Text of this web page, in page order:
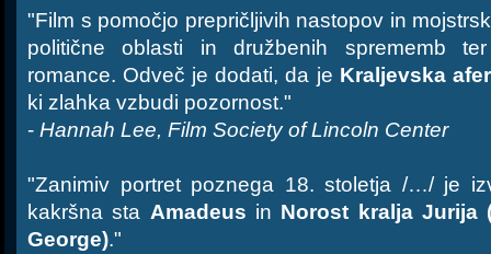
"Film s pomočjo prepričljivih nastopov in
politične oblasti in družbenih sprememb
romance. Odveč je dodati, da je Kraljevska
ki zlahka vzbudi pozornost."
- Hannah Lee, Film Society of Lincoln Center
"Zanimiv portret poznega 18. stoletja /…/ je
kakršna sta Amadeus in Norost kralja Jurija
George)."